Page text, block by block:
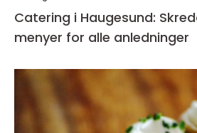
Catering i Haugesund:
menyer for alle anledninger